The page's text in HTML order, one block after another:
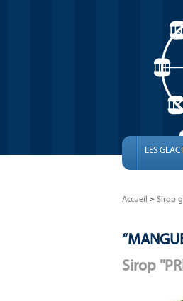
LES
Accueil Sirop
Sirop